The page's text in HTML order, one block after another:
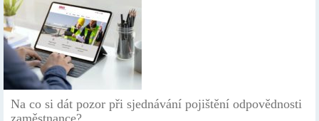
Na co si dát pozor při sjednávání pojištění odpovědnosti
zaměstnance?